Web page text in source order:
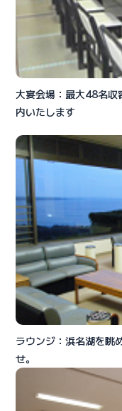
大宴会場：最大48名収
内いたします
ラウンジ：浜名湖を眺
せ。